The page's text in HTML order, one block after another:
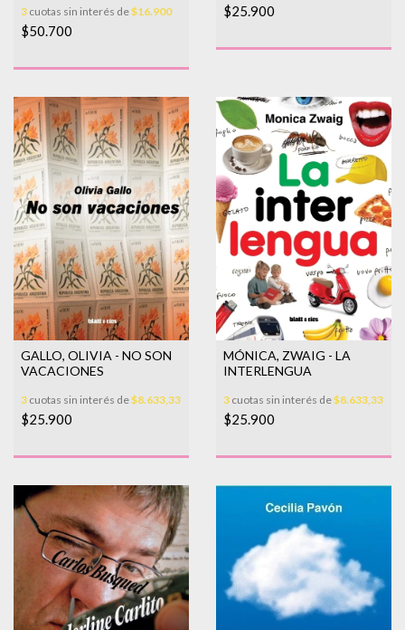
3 cuotas sin interés de$16.900
$50.700
$25.900
GALLO, OLIVIA - NO SON
VACACIONES
3 cuotas sin interés de$8.633,33
$25.900
MÓNICA, ZWAIG - LA
INTERLENGUA
3 cuotas sin interés de$8.633,33
$25.900